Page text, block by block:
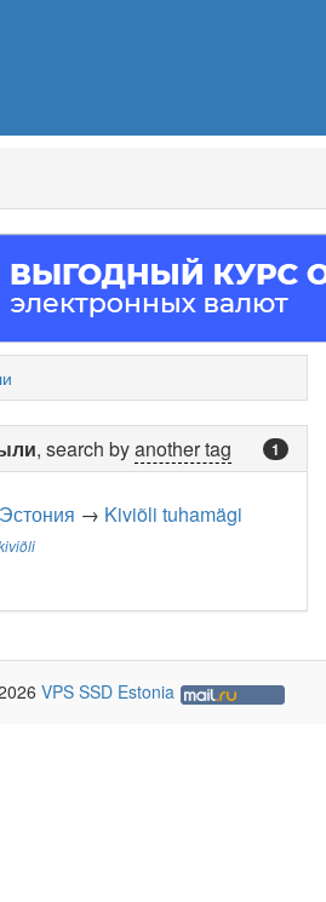
1
, search byanother tag
→ Kiviõli tuhamägi
VPS SSD Estonia